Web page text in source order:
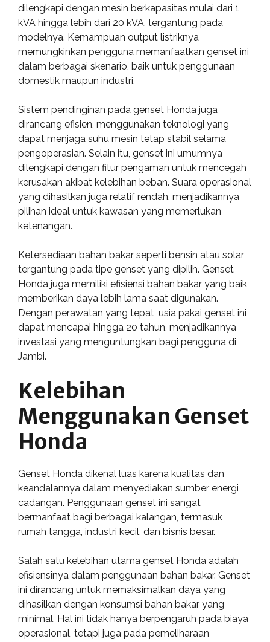
dilengkapi dengan mesin berkapasitas mulai dari 1
kVA hingga lebih dari 20 kVA, tergantung pada
modelnya. Kemampuan output listriknya
memungkinkan pengguna memanfaatkan genset ini
dalam berbagai skenario, baik untuk penggunaan
domestik maupun industri.
Sistem pendinginan pada genset Honda juga
dirancang efisien, menggunakan teknologi yang
dapat menjaga suhu mesin tetap stabil selama
pengoperasian. Selain itu, genset ini umumnya
dilengkapi dengan fitur pengaman untuk mencegah
kerusakan akibat kelebihan beban. Suara operasional
yang dihasilkan juga relatif rendah, menjadikannya
pilihan ideal untuk kawasan yang memerlukan
ketenangan.
Ketersediaan bahan bakar seperti bensin atau solar
tergantung pada tipe genset yang dipilih. Genset
Honda juga memiliki efisiensi bahan bakar yang baik,
memberikan daya lebih lama saat digunakan.
Dengan perawatan yang tepat, usia pakai genset ini
dapat mencapai hingga 20 tahun, menjadikannya
investasi yang menguntungkan bagi pengguna di
Jambi.
Kelebihan
Menggunakan Genset
Honda
Genset Honda dikenal luas karena kualitas dan
keandalannya dalam menyediakan sumber energi
cadangan. Penggunaan genset ini sangat
bermanfaat bagi berbagai kalangan, termasuk
rumah tangga, industri kecil, dan bisnis besar.
Salah satu kelebihan utama genset Honda adalah
efisiensinya dalam penggunaan bahan bakar. Genset
ini dirancang untuk memaksimalkan daya yang
dihasilkan dengan konsumsi bahan bakar yang
minimal. Hal ini tidak hanya berpengaruh pada biaya
operasional, tetapi juga pada pemeliharaan